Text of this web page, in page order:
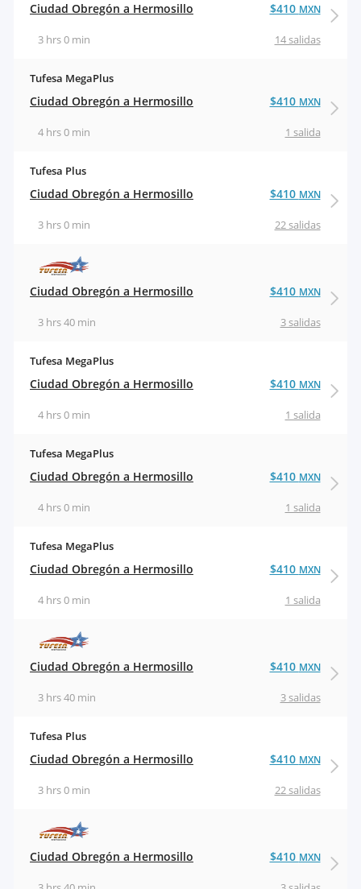
Ciudad Obregón a Hermosillo
14 salidas
3 hrs 0 min
$410 MXN
Tufesa MegaPlus
Ciudad Obregón a Hermosillo
1 salida
4 hrs 0 min
$410 MXN
Tufesa Plus
Ciudad Obregón a Hermosillo
22 salidas
3 hrs 0 min
$410 MXN
Ciudad Obregón a Hermosillo
3 salidas
3 hrs 40 min
$410 MXN
Tufesa MegaPlus
Ciudad Obregón a Hermosillo
1 salida
4 hrs 0 min
$410 MXN
Tufesa MegaPlus
Ciudad Obregón a Hermosillo
1 salida
4 hrs 0 min
$410 MXN
Tufesa MegaPlus
Ciudad Obregón a Hermosillo
1 salida
4 hrs 0 min
$410 MXN
Ciudad Obregón a Hermosillo
3 salidas
3 hrs 40 min
$410 MXN
Tufesa Plus
Ciudad Obregón a Hermosillo
22 salidas
3 hrs 0 min
$410 MXN
Ciudad Obregón a Hermosillo $410 MXN